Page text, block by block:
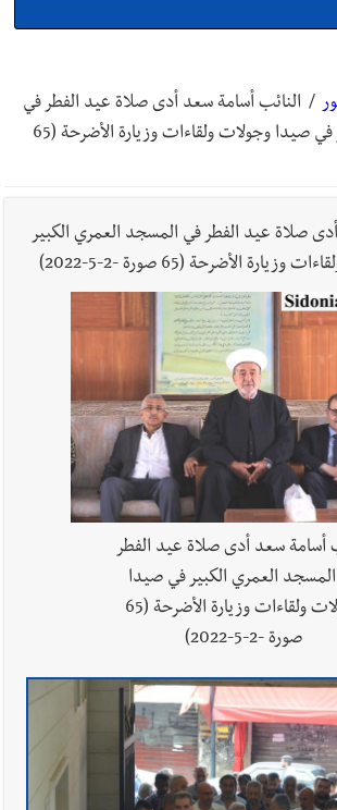
الأخبار المسائية في لبنان ليوم
: قائد الجيش اللبناني العماد رودولف هيكل شدد
خلال استقباله قائد القوة المشتركة الألمانية اللواء Alexander
غدا صيفي معتاد والحرارة ضمن معدلاتها
مرفأ أم إنفجار دولة؟... كيف نحمي لبنان؟
/ النائب أسامة سعد أدى صلاة عيد الفطر في
المسجد العمري الكبير في صيدا وجولات ولقاءات وزيارة الأضرحة (65
صلاة عيد الفطر في المسجد العمري الكبير
الأضرحة (65 صورة -2-5-2022)
أسامة سعد أدى صلاة عيد الفطر
العمري الكبير في صيدا
وجولات ولقاءات وزيارة الأضرحة (65
صورة -2-5-2022)